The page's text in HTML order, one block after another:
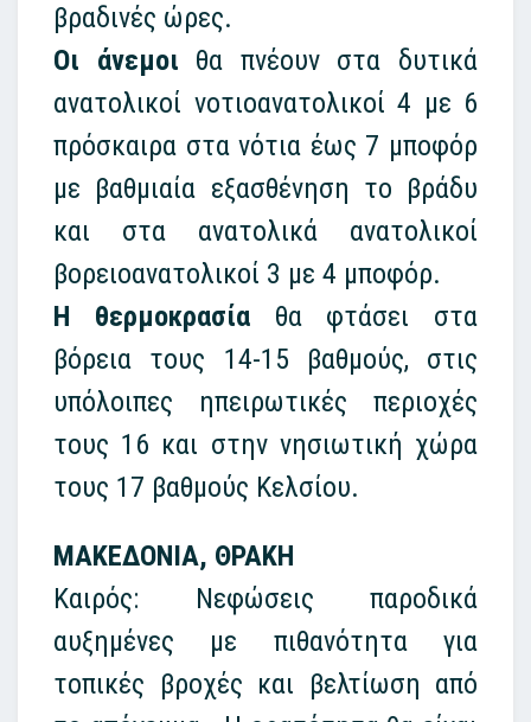
βραδινές ώρες.
Οι άνεμοι θα πνέουν στα δυτικά
ανατολικοί νοτιοανατολικοί 4 με 6
πρόσκαιρα στα νότια έως 7 μποφόρ
με βαθμιαία εξασθένηση το βράδυ
και στα ανατολικά ανατολικοί
βορειοανατολικοί 3 με 4 μποφόρ.
Η θερμοκρασίαθα φτάσει στα
βόρεια τους 14-15 βαθμούς, στις
υπόλοιπες ηπειρωτικές περιοχές
τους 16 και στην νησιωτική χώρα
τους 17 βαθμούς Κελσίου.
ΜΑΚΕΔΟΝΙΑ, ΘΡΑΚΗ
Καιρός: Νεφώσεις παροδικά
αυξημένες με πιθανότητα για
τοπικές βροχές και βελτίωση από